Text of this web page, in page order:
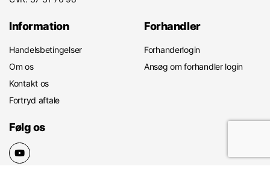
Information
Handelsbetingelser
Om os
Kontakt os
Fortryd aftale
Forhandler
Forhanderlogin
Ansøg om forhandler login
Følg os